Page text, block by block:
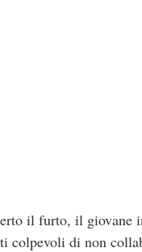
il furto, il giovane
colpevoli di non